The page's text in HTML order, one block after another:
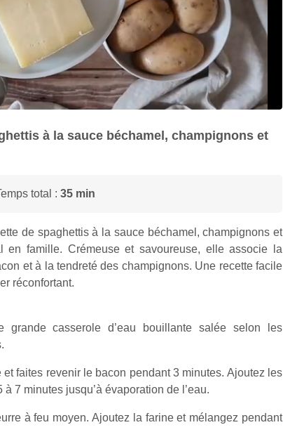
à la sauce béchamel, champignons et
total : 35 min
de spaghettis à la sauce béchamel, champignons et
en famille. Crémeuse et savoureuse, elle associe la
et à la tendreté des champignons. Une recette facile
réconfortant.
grande casserole d’eau bouillante salée selon les
et faites revenir le bacon pendant 3 minutes. Ajoutez les
7 minutes jusqu’à évaporation de l’eau.
à feu moyen. Ajoutez la farine et mélangez pendant